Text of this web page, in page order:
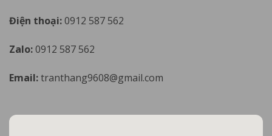
Điện thoại:0912 587 562
Zalo:0912 587 562
Email:tranthang9608@gmail.com